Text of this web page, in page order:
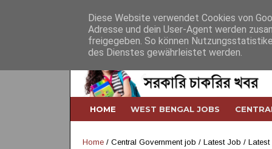
HOME WEST BENGAL JOBS
Home/ Central Government job / Latest Job /
Diese Website verwendet Cookies von
Adresse und dein User-Agent werden
freigegeben. So können
des Dienstes gewährleistet werden.